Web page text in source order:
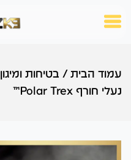
עמוד הבית / בטיחות ומיגון
נעלי חורף Polar Trex™